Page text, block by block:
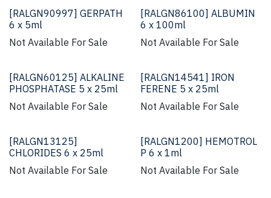
[RALGN90997] GERPATH
6 x 5ml
Not Available For Sale
[RALGN86100] ALBUMIN
6 x 100ml
Not Available For Sale
[RALGN60125] ALKALINE
PHOSPHATASE 5 x 25ml
Not Available For Sale
[RALGN14541] IRON
FERENE 5 x 25ml
Not Available For Sale
[RALGN13125]
CHLORIDES 6 x 25ml
Not Available For Sale
[RALGN1200] HEMOTROL
P 6 x 1ml
Not Available For Sale